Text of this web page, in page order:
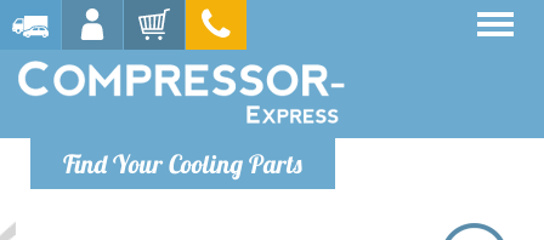
Find Your Cooling Parts